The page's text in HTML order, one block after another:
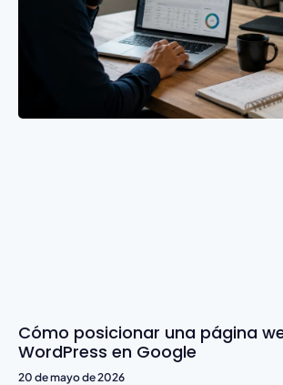
Cómo posicionar una página
WordPress en Google
20 de mayo de 2026